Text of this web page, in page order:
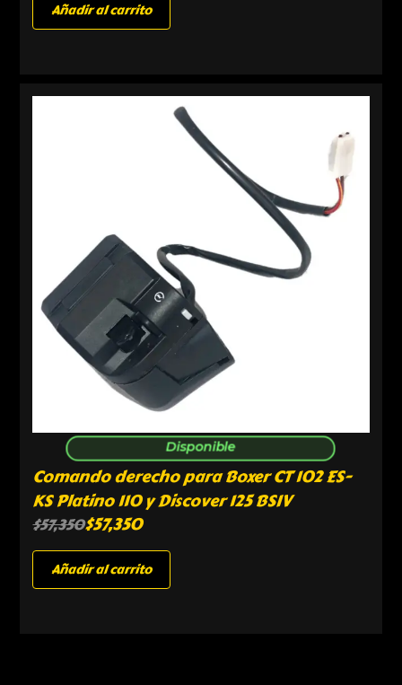
Añadir al carrito
Disponible
Comando derecho para Boxer CT 102 ES-
KS Platino 110 y Discover 125 BSIV
$57,350$57,350
Añadir al carrito